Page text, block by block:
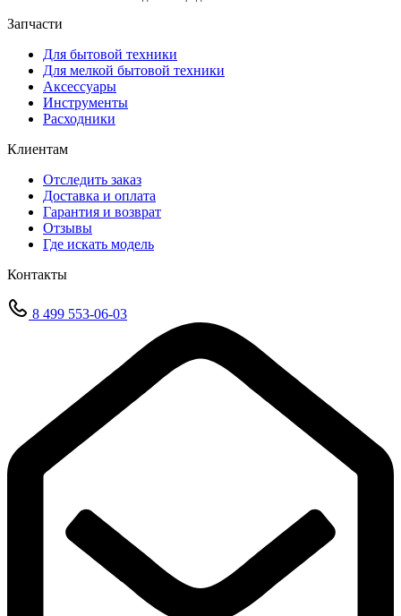
Запчасти
Для бытовой техники
Для мелкой бытовой техники
Аксессуары
Инструменты
Расходники
Клиентам
Отследить заказ
Доставка и оплата
Гарантия и возврат
Отзывы
Где искать модель
Контакты
8 499 553-06-03